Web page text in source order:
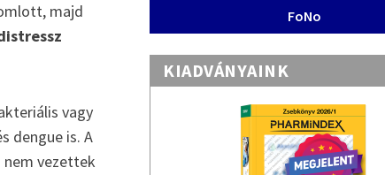
majd
vagy
dengue is. A
vezettek
FoNo
KIADVÁNYAINK